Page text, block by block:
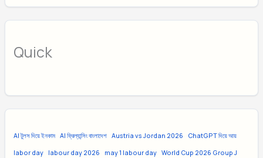
Quick
AI টুলস দিয়ে ইনকাম AI ফ্রিল্যান্সিং বাংলাদেশ Austria vs Jordan 2026 ChatGPT দিয়ে আয়
labor day labour day 2026 may 1 labour day World Cup 2026 Group J